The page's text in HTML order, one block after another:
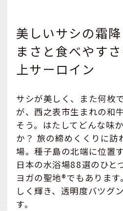
美しいサシの霜
まさと食べやす
上サーロイン
サシが美しく、また何枚
が、西之表市生まれの和
そう。はたしてどんな味
か？ 旅の締めくくりに訪
場。種子島の北端に位置
日本の水浴場88選のひと
ヨガの聖地®でもありま
しく輝き、透明度バツグ
す。